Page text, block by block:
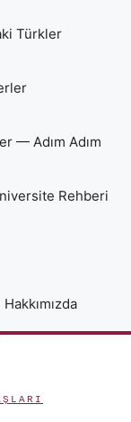
Türkler
— Adım Adım
Rehberi
Hakkımızda